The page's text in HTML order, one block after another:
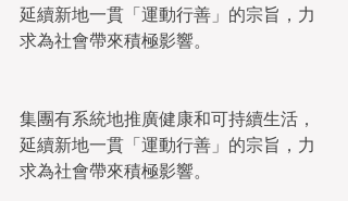
延續新地一貫「運動行善」的宗旨，力
求為社會帶來積極影響。
集團有系統地推廣健康和可持續生活，
延續新地一貫「運動行善」的宗旨，力
求為社會帶來積極影響。